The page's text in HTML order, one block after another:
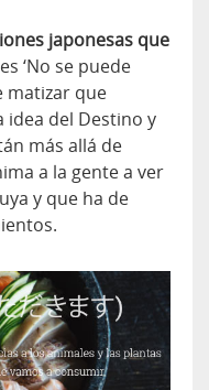
japonesas que
‘No se puede
matizar que
idea del Destino y
más allá de
a la gente a ver
y que ha de